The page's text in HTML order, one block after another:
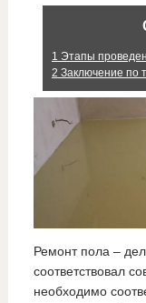
1 Этапы
2 Заключение по
Ремонт пола –
соответствовал
необходимо